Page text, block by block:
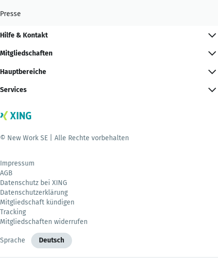
Presse
Hilfe & Kontakt
Mitgliedschaften
Hauptbereiche
Services
© New Work SE | Alle Rechte vorbehalten
Impressum
AGB
Datenschutz bei XING
Datenschutzerklärung
Mitgliedschaft kündigen
Tracking
Mitgliedschaften widerrufen
Sprache Deutsch